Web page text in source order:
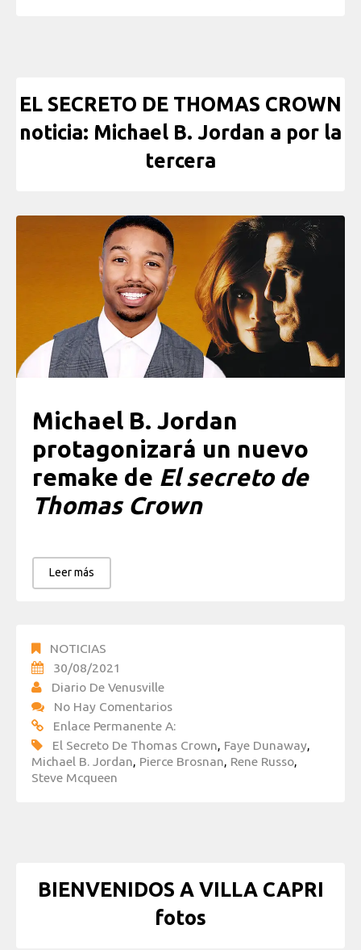
EL SECRETO DE THOMAS CROWN
noticia: Michael B. Jordan a por la
tercera
Michael B. Jordan
protagonizará un nuevo
remake de El secreto de
Thomas Crown
Leer más
NOTICIAS
30/08/2021
Diario De Venusville
No Hay Comentarios
Enlace Permanente A:
El Secreto De Thomas Crown, Faye Dunaway,
Michael B. Jordan, Pierce Brosnan, Rene Russo,
Steve Mcqueen
BIENVENIDOS A VILLA CAPRI
fotos